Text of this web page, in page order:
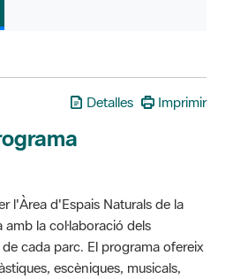
Detalles Imprimir
l'Àrea d'Espais Naturals de la
la col·laboració dels
cada parc. El programa ofereix
escèniques, musicals,